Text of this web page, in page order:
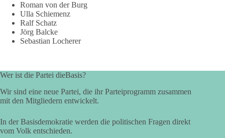
Roman von der Burg
Ulla Schiemenz
Ralf Schatz
Jörg Balcke
Sebastian Locherer
Wer ist die Partei dieBasis?
Wir sind eine neue Partei, die ihr Parteiprogramm zusammen
mit den Mitgliedern entwickelt.
In der Basisdemokratie werden die politischen Fragen direkt
vom Volk entschieden.